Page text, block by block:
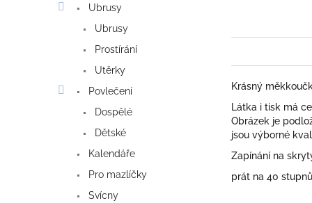
Ubrusy
Ubrusy
Prostírání
Utěrky
Povlečení
Dospělé
Dětské
Kalendáře
Pro mazlíčky
Svícny
Krásný
Látka i tisk má
Obrázek je
jsou výborné
Zapínání na
prát na 40